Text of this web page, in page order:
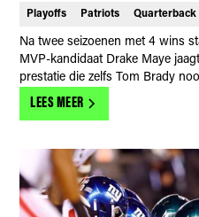
Playoffs Patriots Quarterback
Na twee seizoenen met 4 wins
MVP-kandidaat Drake Maye
prestatie die zelfs Tom Brady
LEES MEER